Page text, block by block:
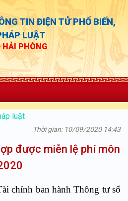
TIN ĐIỆN TỬ PHỔ BIẾN,
LUẬT
PHÒNG
luật
Thời gian: 10/09/2020 14:43
được miễn lệ phí môn
chính ban hành Thông tư số